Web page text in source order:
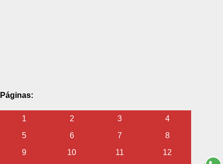
Páginas:
1 2 3
4
5
6 7
8
9
10 11 12